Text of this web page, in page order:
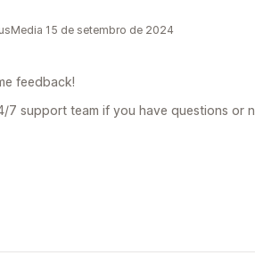
15 de setembro de 2024
feedback!
7 support team if you have questions or